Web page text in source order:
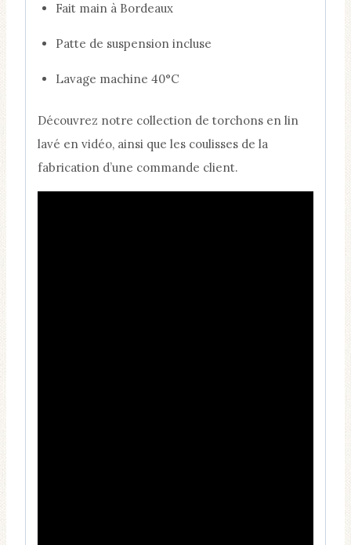
Fait main à Bordeaux
Patte de suspension incluse
Lavage machine 40°C
Découvrez notre collection de torchons en lin
lavé en vidéo, ainsi que les coulisses de la
fabrication d’une commande client.